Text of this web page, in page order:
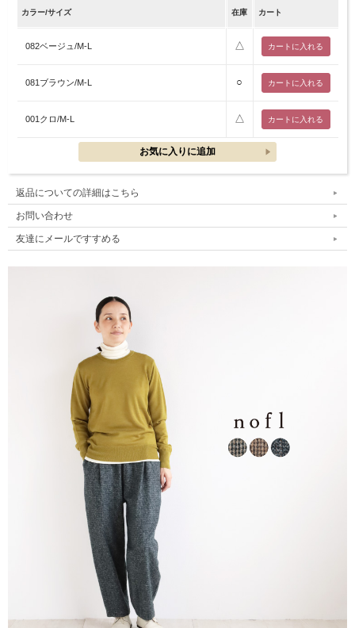
カラー/サイズ 在庫 カート
082ベージュ/M-L △
081ブラウン/M-L ○
001クロ/M-L △
返品についての詳細はこちら
お問い合わせ
友達にメールですすめる